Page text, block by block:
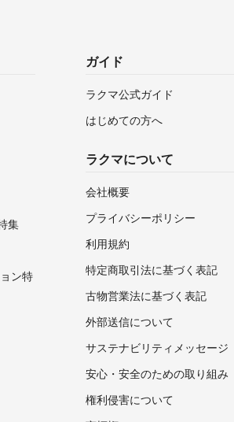
集
ン特
ガイド
ラクマ公式ガイド
はじめての方へ
ラクマについて
会社概要
プライバシーポリシー
利用規約
特定商取引法に基づく表記
古物営業法に基づく表記
外部送信について
サステナビリティメッセージ
安心・安全のための取り組み
権利侵害について